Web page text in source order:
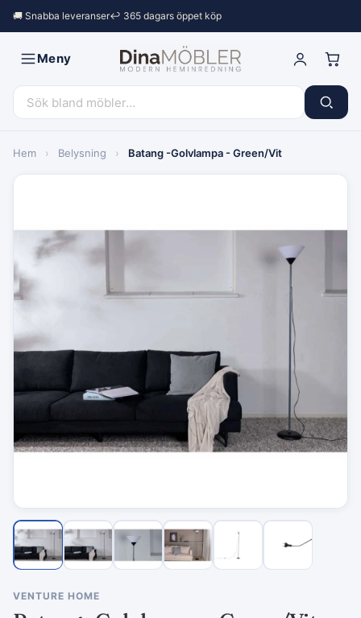
🚚 Snabba leveranser↩︎ 365 dagars öppet köp
Meny
Hem › Belysning › Batang -Golvlampa - Green/Vit
VENTURE HOME